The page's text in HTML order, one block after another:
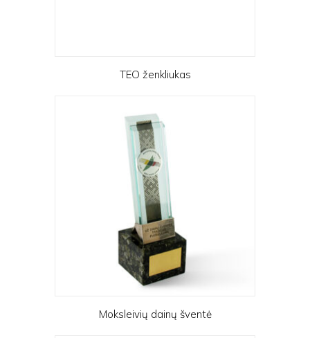
TEO ženkliukas
Moksleivių dainų šventė